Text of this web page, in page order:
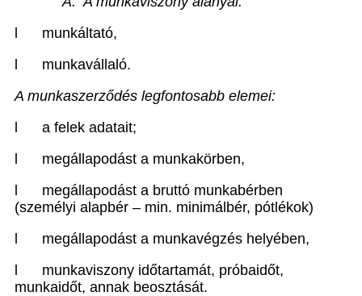
munkáltató,
munkavállaló.
A munkaszerződés legfontosabb elemei:
a felek adatait;
megállapodást a munkakörben,
megállapodást a bruttó munkabérben
(személyi alapbér – min. minimálbér, pótlékok)
megállapodást a munkavégzés helyében,
munkaviszony időtartamát, próbaidőt,
munkaidőt, annak beosztását.